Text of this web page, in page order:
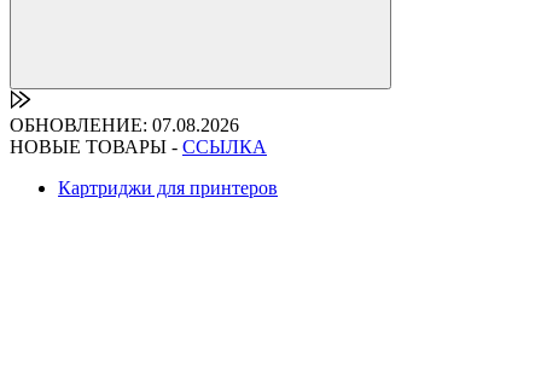
ОБНОВЛЕНИЕ: 07.08.2026
НОВЫЕ ТОВАРЫ - ССЫЛКА
Картриджи для принтеров